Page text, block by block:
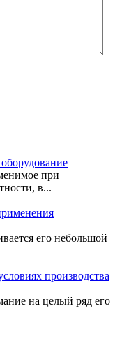
при
в...
его небольшой
производства
на целый ряд его